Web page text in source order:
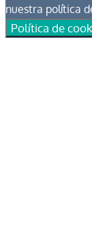
nuestra política
Política de